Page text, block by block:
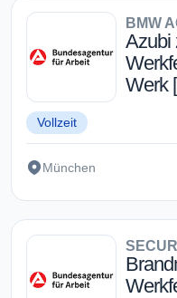
BMW
Azubi
Werk
Vollzeit
München